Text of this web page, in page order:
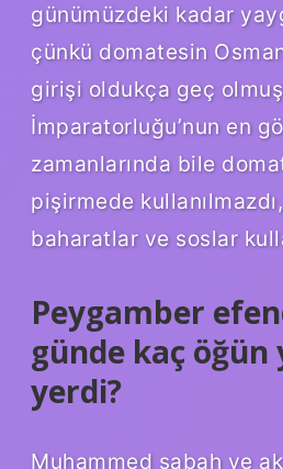
günümüzdeki kadar
çünkü domatesin
girişi oldukça geç
İmparatorluğu’nun en
zamanlarında bile
pişirmede
baharatlar ve soslar
Peygamber
günde kaç öğün
yerdi?
Muhammed sabah ve